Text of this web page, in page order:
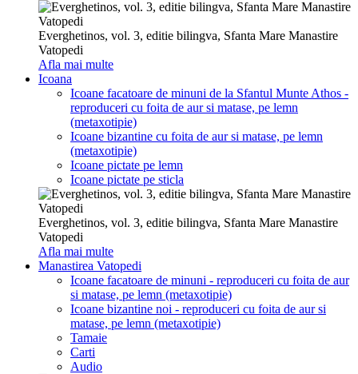
Everghetinos, vol. 3, editie bilingva, Sfanta Mare Manastire
Vatopedi
Afla mai multe
Icoana
Icoane facatoare de minuni de la Sfantul Munte Athos -
reproduceri cu foita de aur si matase, pe lemn
(metaxotipie)
Icoane bizantine cu foita de aur si matase, pe lemn
(metaxotipie)
Icoane pictate pe lemn
Icoane pictate pe sticla
Everghetinos, vol. 3, editie bilingva, Sfanta Mare Manastire
Vatopedi
Afla mai multe
Manastirea Vatopedi
Icoane facatoare de minuni - reproduceri cu foita de aur
si matase, pe lemn (metaxotipie)
Icoane bizantine noi - reproduceri cu foita de aur si
matase, pe lemn (metaxotipie)
Tamaie
Carti
Audio